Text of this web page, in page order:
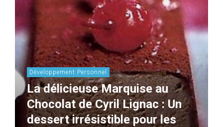
Développement Personnel
La délicieuse Marquise au
Chocolat de Cyril Lignac : Un
dessert irrésistible pour les